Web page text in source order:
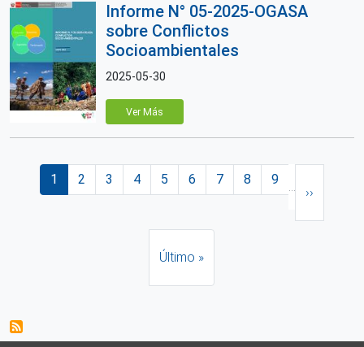
Informe N° 05-2025-OGASA
sobre Conflictos
Socioambientales
2025-05-30
Ver Más
Paginación
Página actual
1 Página
2 Página
3 Página
4 Página
5 Página
6 Página
7 Página
8 Página
9 …
››
Último »